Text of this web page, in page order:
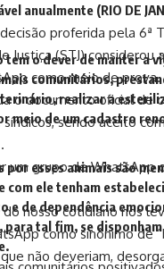
proferida pela 6ª
Justiça (STJ) considerou
como meio de prova.
o documento oficial de
sendo aceito
um grupo de WhatsApp
nosso cotidiano nos
como sinônimo de
não deveriam,
anualmente (RIO DE
tem o dever de manter a
comunitários,
realizar a
meio de um cadastro
por esses animais são
com ele tenham
e de dependência
para tal fim, se disponham